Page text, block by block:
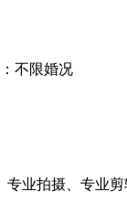
不限婚况
专业拍摄、专业剪